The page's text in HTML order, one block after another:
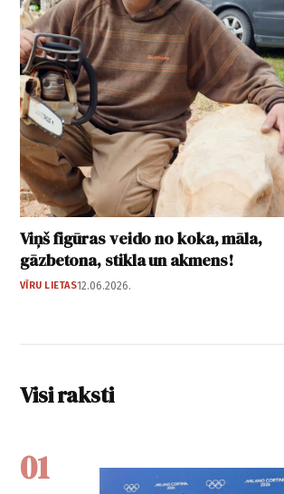
Viņš figūras veido no koka, māla,
gāzbetona, stikla un akmens!
VĪRU LIETAS12.06.2026.
Visi raksti
01